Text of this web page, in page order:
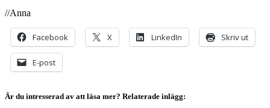
//Anna
Facebook X LinkedIn Skriv ut
E-post
Är du intresserad av att läsa mer? Relaterade inlägg: